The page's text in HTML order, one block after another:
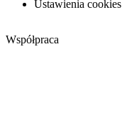
Ustawienia cookies
Współpraca